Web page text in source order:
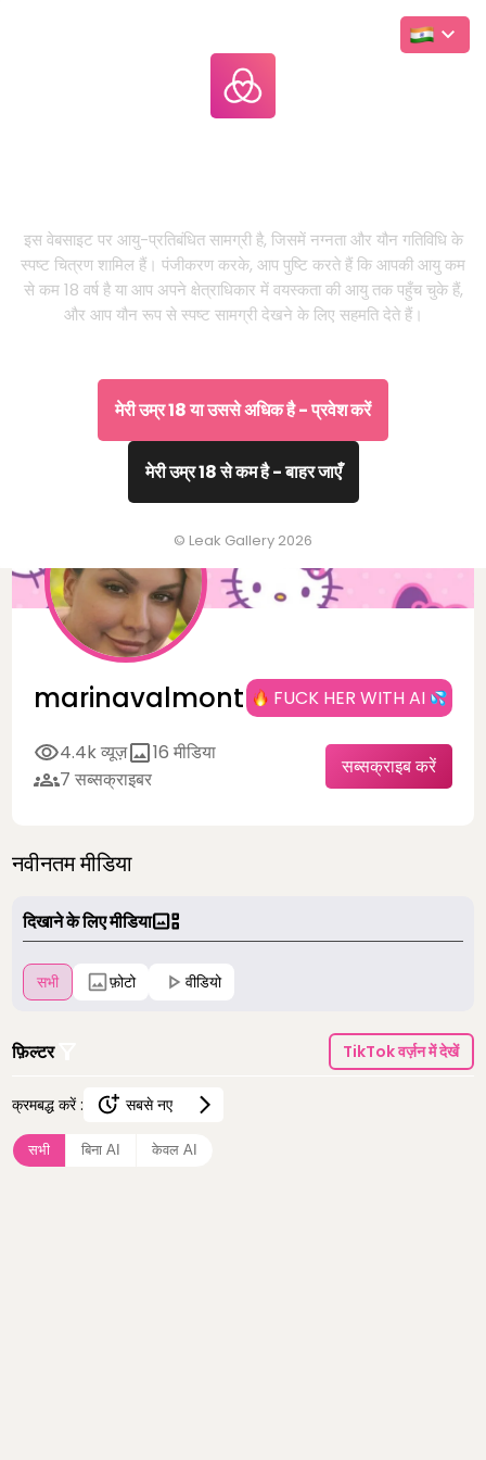
marinavalmont FUCK HER WITH AI
4.4k व्यूज़
16 मीडिया
7 सब्सक्राइबर
सब्सक्राइब करें
नवीनतम मीडिया
दिखाने के लिए मीडिया
सभी फ़ोटो वीडियो
फ़िल्टर TikTok वर्ज़न में देखें
क्रमबद्ध करें :
सबसे नए
सबसे नए
सभी बिना AI केवल AI
इस वेबसाइट पर आयु-प्रतिबंधित सामग्री है, जिसमें नग्नता और यौन गतिविधि के
स्पष्ट चित्रण शामिल हैं। पंजीकरण करके, आप पुष्टि करते हैं कि आपकी आयु कम
से कम 18 वर्ष है या आप अपने क्षेत्राधिकार में वयस्कता की आयु तक पहुँच चुके हैं,
और आप यौन रूप से स्पष्ट सामग्री देखने के लिए सहमति देते हैं।
मेरी उम्र 18 या उससे अधिक है - प्रवेश करें
मेरी उम्र 18 से कम है - बाहर जाएँ
© Leak Gallery 2026